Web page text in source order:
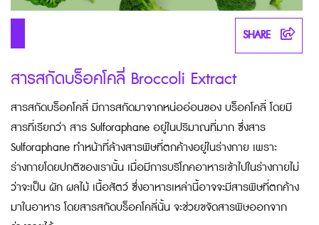
SHARE
สารสกัดบร็อคโคลี่ Broccoli Extract
สารสกัดบร็อคโคลี่ มีการสกัดมาจากหน่ออ่อนของ บร็อคโคลี่โดยมี
สารที่เรียกว่า สาร Sulforaphane อยู่ในปริมาณที่มาก ซึ่งสาร
Sulforaphane ทำหน้าที่ล้างสารพิษที่ตกค้างอยู่ในร่างกาย เพราะ
ร่างกายโดยปกติของเรานั้น เมื่อมีการบริโภคอาหารเข้าไปในร่างกายไม่
ว่าจะเป็น ผัก ผลไม้ เนื้อสัตว์ ซึ่งอาหารเหล่านี้อาจจะมีสารพิษที่ตกค้าง
มาในอาหาร โดยสารสกัดบร็อคโคลี่นั้น จะช่วยขจัดสารพิษออกจาก